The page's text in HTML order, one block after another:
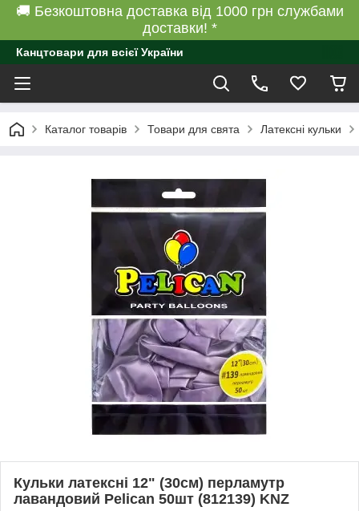
🚚 Безкоштовна доставка від 1000 грн службами
доставки! *
Канцтовари для всієї України
Каталог товарів Товари для свята Латексні кульки
Кульки латексні 12" (30см) перламутр
лавандовий Pelican 50шт (812139) KNZ